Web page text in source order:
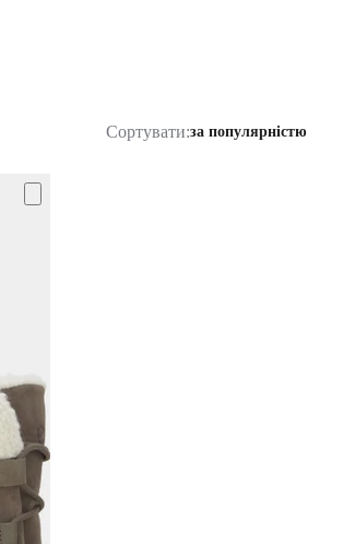
Сортувати:за популярністю